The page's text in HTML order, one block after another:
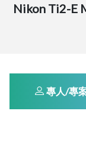
Nikon Ti2-E
專人/專